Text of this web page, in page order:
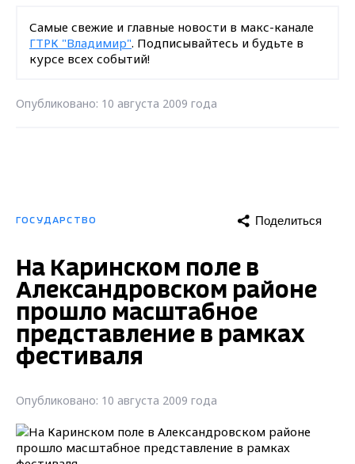
Самые свежие и главные новости в макс-канале
ГТРК "Владимир". Подписывайтесь и будьте в
курсе всех событий!
Опубликовано: 10 августа 2009 года
ГОСУДАРСТВО Поделиться
На Каринском поле в
Александровском районе
прошло масштабное
представление в рамках
фестиваля
Опубликовано: 10 августа 2009 года